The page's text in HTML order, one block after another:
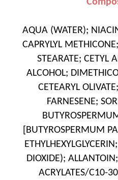
AQUA (WATER);
CAPRYLYL
STEARATE; CETYL
ALCOHOL;
CETEARYL
FARNESENE;
[BUTYROSPERMUM
DIOXIDE);
ACRYLATES/C10-